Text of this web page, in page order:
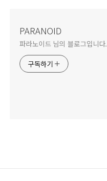
PARANOID
파라노이드 님의 블로그입니다.
구독하기